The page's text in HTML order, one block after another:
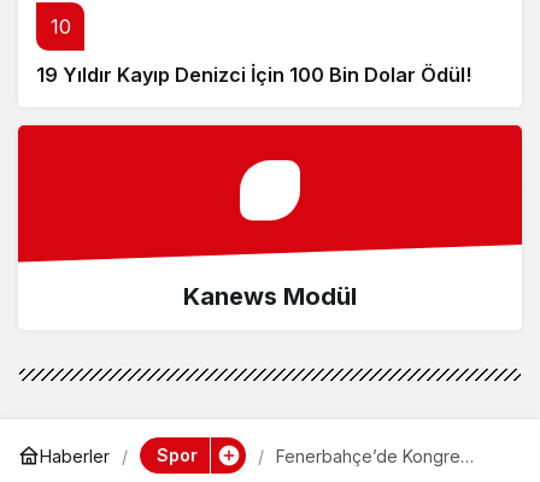
10
19 Yıldır Kayıp Denizci İçin 100 Bin Dolar Ödül!
Kanews Modül
Haberler Spor
Fenerbahçe’de Kongre